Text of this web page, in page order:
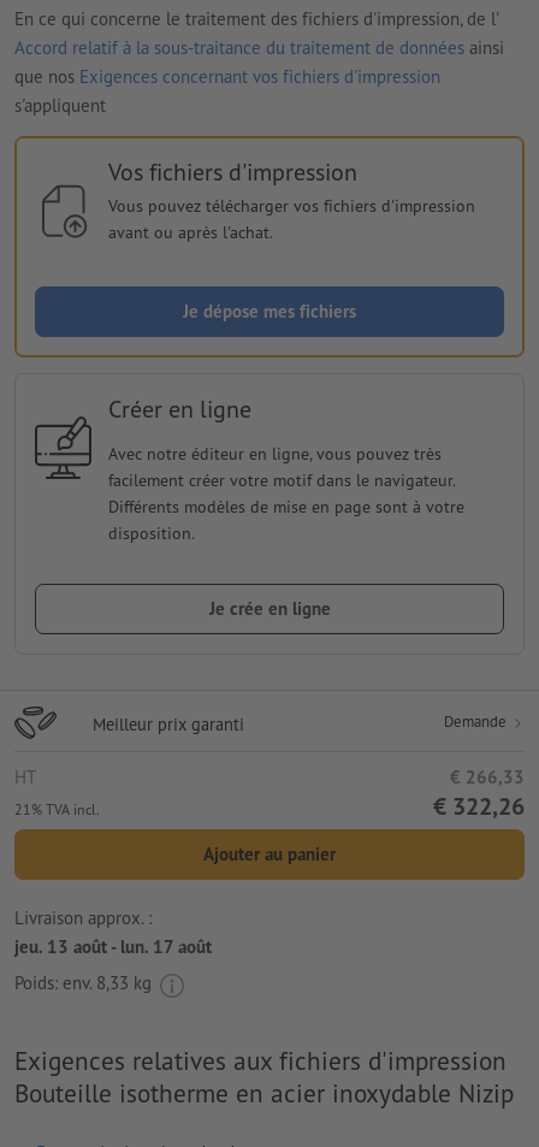
En ce qui concerne le traitement des fichiers d'impression, de l'
Accord relatif à la sous-traitance du traitement de données ainsi
que nos Exigences concernant vos fichiers d'impression
s'appliquent
Vos fichiers d'impression
Vous pouvez télécharger vos fichiers d'impression
avant ou après l'achat.
Je dépose mes fichiers
Créer en ligne
Avec notre éditeur en ligne, vous pouvez très
facilement créer votre motif dans le navigateur.
Différents modèles de mise en page sont à votre
disposition.
Je crée en ligne
Meilleur prix garanti Demande
HT € 266,33
21% TVA incl. € 322,26
Ajouter au panier
Livraison approx. :
jeu. 13 août - lun. 17 août
Poids: env. 8,33 kg
Exigences relatives aux fichiers d'impression
Bouteille isotherme en acier inoxydable Nizip